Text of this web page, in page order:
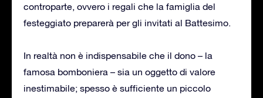
controparte, ovvero i regali che la famiglia del
festeggiato preparerà per gli invitati al Battesimo.
In realtà non è indispensabile che il dono – la
famosa bomboniera – sia un oggetto di valore
inestimabile; spesso è sufficiente un piccolo